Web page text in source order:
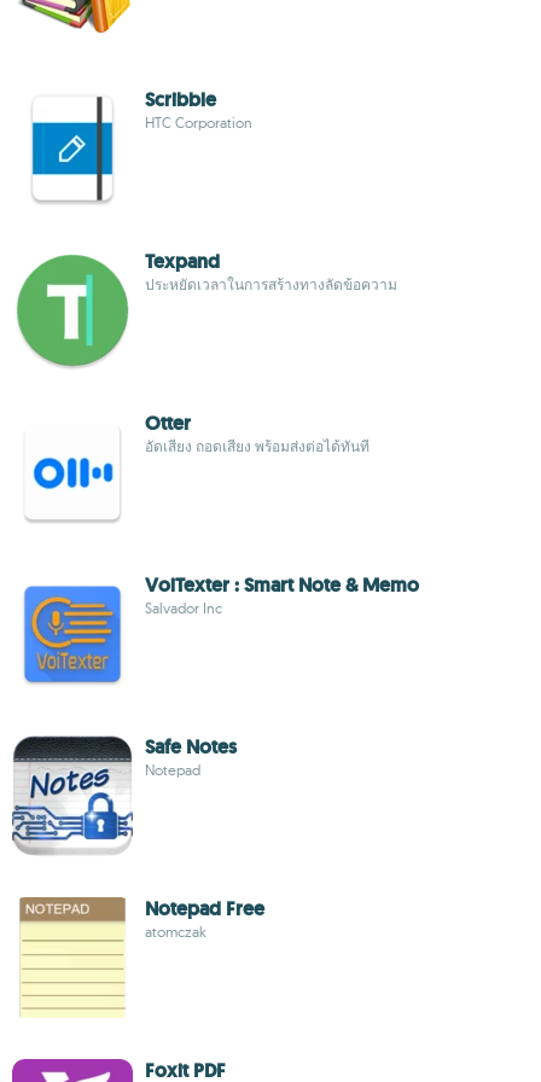
Scribble
HTC Corporation
Texpand
ประหยัดเวลาในการสร้างทางลัดข้อความ
Otter
อัดเสียง ถอดเสียง พร้อมส่งต่อได้ทันที
VoiTexter : Smart Note & Memo
Salvador Inc
Safe Notes
Notepad
Notepad Free
atomczak
Foxit PDF